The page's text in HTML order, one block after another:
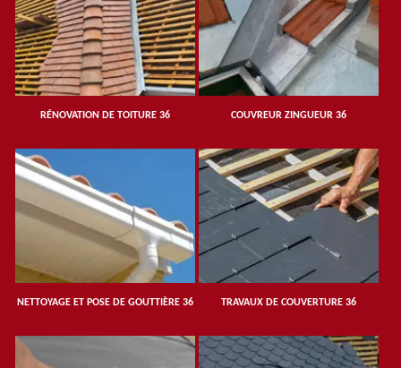
RÉNOVATION DE TOITURE 36 COUVREUR ZINGUEUR 36
NETTOYAGE ET POSE DE GOUTTIÈRE 36 TRAVAUX DE COUVERTURE 36